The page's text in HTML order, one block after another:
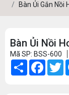
Bàn Ủi Gắn Nồi
Bàn Ủi Nồi
Mã SP: BSS-600
Share